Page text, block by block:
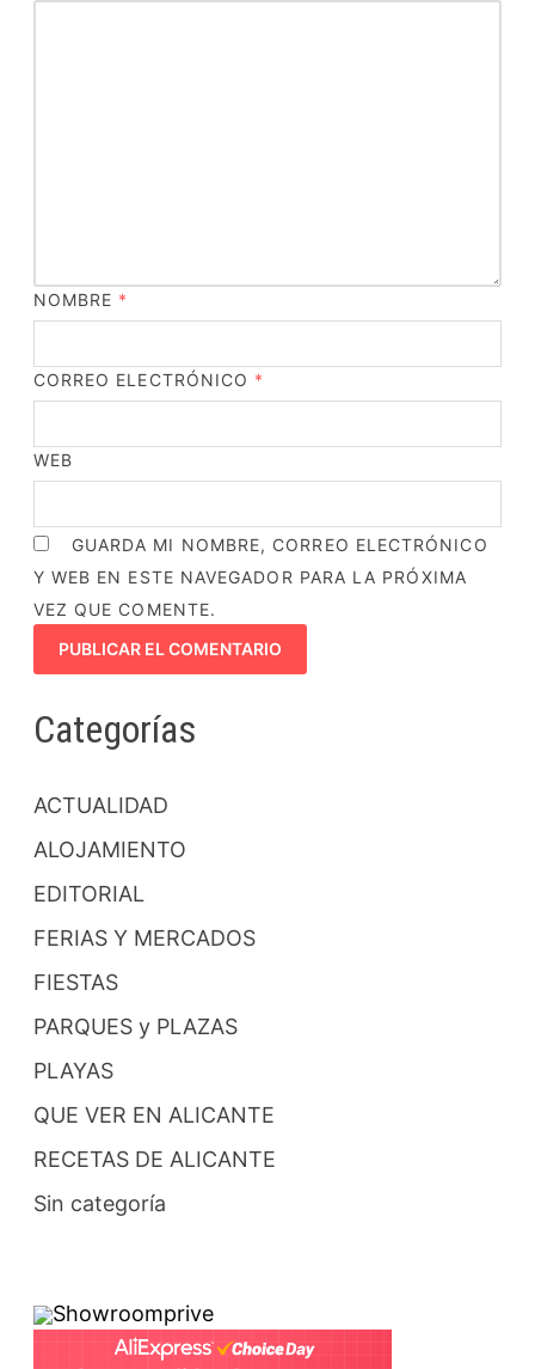
NOMBRE *
CORREO ELECTRÓNICO *
WEB
GUARDA MI NOMBRE, CORREO ELECTRÓNICO
Y WEB EN ESTE NAVEGADOR PARA LA PRÓXIMA
VEZ QUE COMENTE.
Categorías
ACTUALIDAD
ALOJAMIENTO
EDITORIAL
FERIAS Y MERCADOS
FIESTAS
PARQUES y PLAZAS
PLAYAS
QUE VER EN ALICANTE
RECETAS DE ALICANTE
Sin categoría
Showroomprive